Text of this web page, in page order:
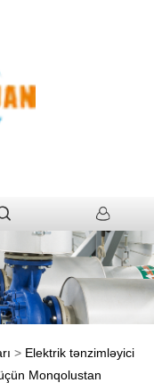
> Elektrik tənzimləyici
Monqolustan